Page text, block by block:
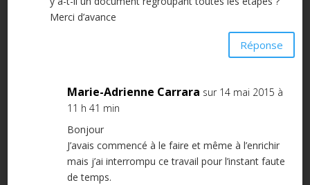
Merci d’avance
Réponse
Marie-Adrienne Carrara sur 14 mai 2015 à
11 h 41 min
Bonjour
J’avais commencé à le faire et même à l’enrichir
mais j’ai interrompu ce travail pour l’instant faute
de temps.